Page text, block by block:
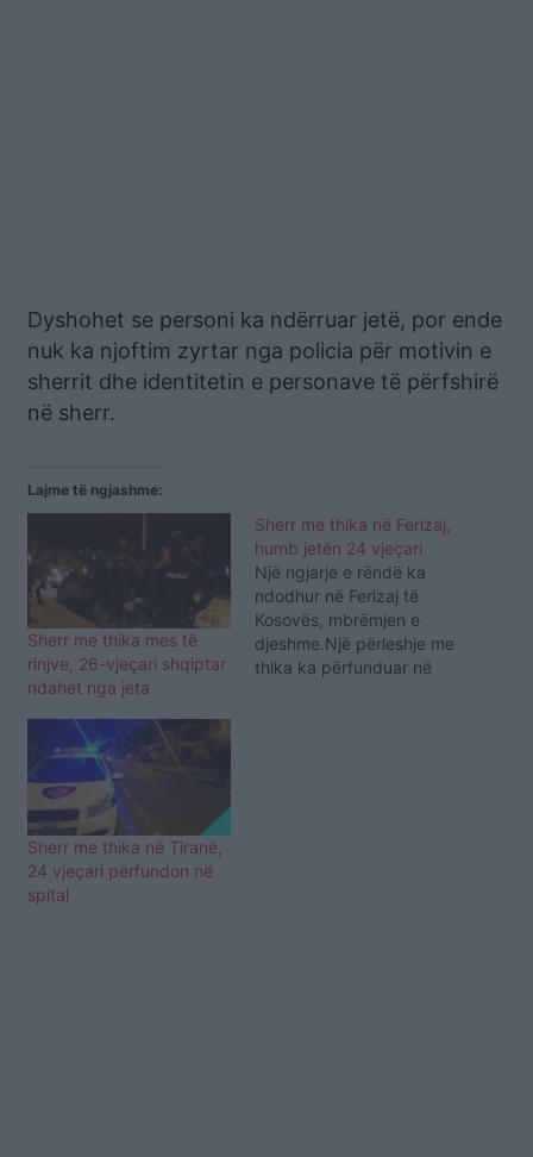
Dyshohet se personi ka ndërruar jetë, por ende
nuk ka njoftim zyrtar nga policia për motivin e
sherrit dhe identitetin e personave të përfshirë
në sherr.
Lajme të ngjashme:
Sherr me thika mes të
rinjve, 26-vjeçari shqiptar
ndahet nga jeta
Sherr me thika në Ferizaj,
humb jetën 24 vjeçari
Një ngjarje e rëndë ka
ndodhur në Ferizaj të
Kosovës, mbrëmjen e
djeshme.Një përleshje me
thika ka përfunduar në
Sherr me thika në Tiranë,
24 vjeçari përfundon në
spital